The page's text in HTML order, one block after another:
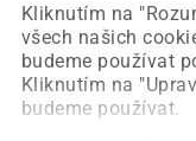
Kliknutím na
všech našich
budeme používat
Kliknutím na
budeme používat.
Obnovit